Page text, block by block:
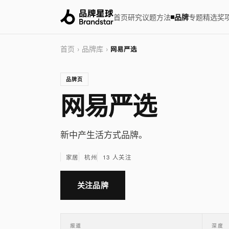
首页研究议题方法 品牌专题精选奖
首页 › 品牌库› 网易严选
品牌页
网易严选
新中产生活方式品牌。
家居 杭州 13 人关注
关注品牌
报道 深度